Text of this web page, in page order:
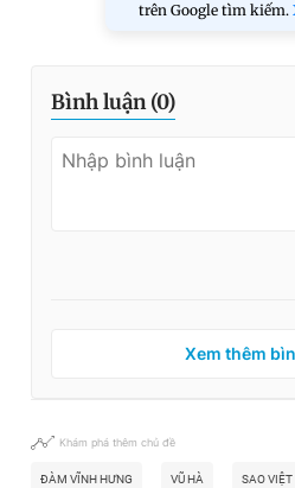
trên Google tìm kiếm.
Bình luận (0)
Xem thêm
Khám phá thêm chủ đề
ĐÀM VĨNH HƯNG VŨ HÀ SAO VIỆT